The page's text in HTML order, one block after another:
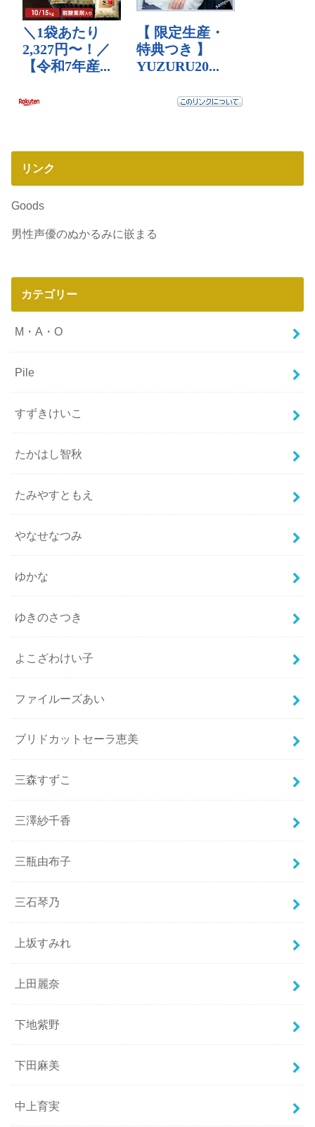
リンク
Goods
男性声優のぬかるみに嵌まる
カテゴリー
M・A・O
Pile
すずきけいこ
たかはし智秋
たみやすともえ
やなせなつみ
ゆかな
ゆきのさつき
よこざわけい子
ファイルーズあい
ブリドカットセーラ恵美
三森すずこ
三澤紗千香
三瓶由布子
三石琴乃
上坂すみれ
上田麗奈
下地紫野
下田麻美
中上育実